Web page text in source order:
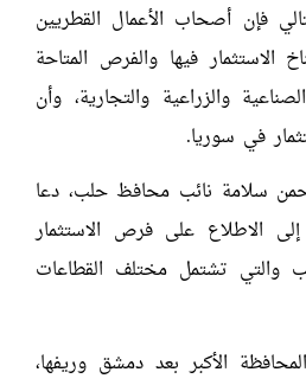
فإن أصحاب الأعمال القطريين
الاستثمار فيها والفرص المتاحة
والزراعية والتجارية، وأن
في سوريا.
سلامة نائب محافظ حلب، دعا
الاطلاع على فرص الاستثمار
والتي تشتمل مختلف القطاعات
الأكبر بعد دمشق وريفها،